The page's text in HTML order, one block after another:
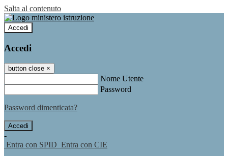
Salta al contenuto
Accedi
Accedi
button close ×
Nome Utente
Password
Password dimenticata?
-
Entra con SPID Entra con CIE